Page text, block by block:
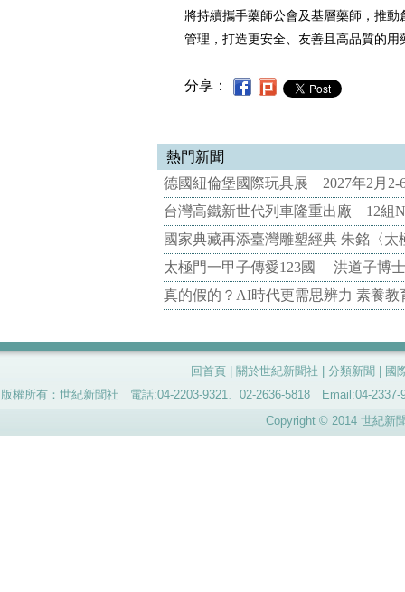
將持續攜手藥師公會及基層藥師，推
管理，打造更安全、友善且高品質的用
分享：
熱門新聞
德國紐倫堡國際玩具展 2027年2月2-
台灣高鐵新世代列車隆重出廠 12組
國家典藏再添臺灣雕塑經典 朱銘〈
太極門一甲子傳愛123國 洪道子博
真的假的？AI時代更需思辨力 素養
回首頁 關於世紀新聞社 分類新聞
國
版權所有：世紀新聞社 電話:04-2203-9321、02-2636-5818 Email:04-
Copyright © 2014 世紀新